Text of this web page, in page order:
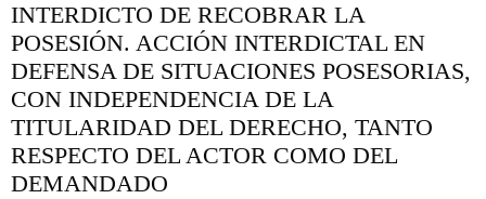
INTERDICTO DE RECOBRAR LA
POSESIÓN. ACCIÓN INTERDICTAL EN
DEFENSA DE SITUACIONES POSESORIAS,
CON INDEPENDENCIA DE LA
TITULARIDAD DEL DERECHO, TANTO
RESPECTO DEL ACTOR COMO DEL
DEMANDADO